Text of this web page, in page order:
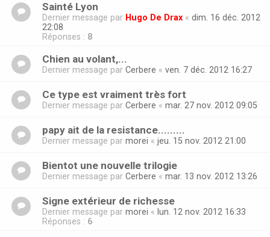
Sainté Lyon
Dernier message par Hugo De Drax « dim. 16 déc. 2012
22:08
Réponses : 8
Chien au volant,...
Dernier message par Cerbere « ven. 7 déc. 2012 16:27
Ce type est vraiment très fort
Dernier message par Cerbere « mar. 27 nov. 2012 09:05
papy ait de la resistance.........
Dernier message par morei « jeu. 15 nov. 2012 21:00
Bientot une nouvelle trilogie
Dernier message par Cerbere « mar. 13 nov. 2012 13:26
Signe extérieur de richesse
Dernier message par morei « lun. 12 nov. 2012 16:33
Réponses : 6